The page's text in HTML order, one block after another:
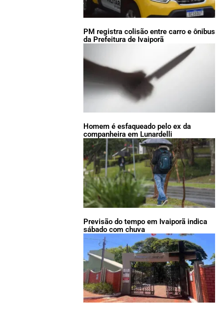
PM registra colisão entre carro e ônibus
da Prefeitura de Ivaiporã
Homem é esfaqueado pelo ex da
companheira em Lunardelli
Previsão do tempo em Ivaiporã indica
sábado com chuva